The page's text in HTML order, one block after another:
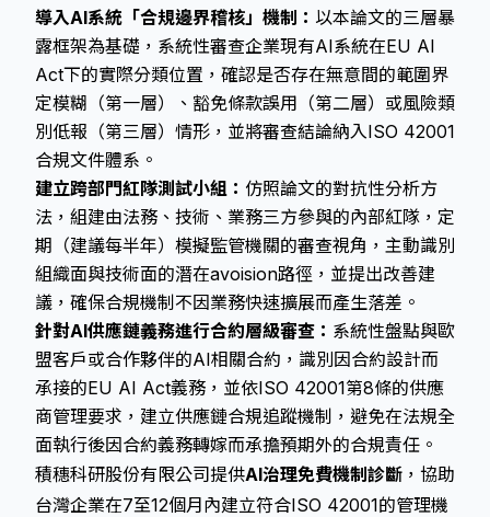
導入AI系統「合規邊界稽核」機制： 以本論文的三層暴
露框架為基礎，系統性審查企業現有AI系統在EU AI
Act下的實際分類位置，確認是否存在無意間的範圍界
定模糊（第一層）、豁免條款誤用（第二層）或風險類
別低報（第三層）情形，並將審查結論納入ISO 42001
合規文件體系。
建立跨部門紅隊測試小組： 仿照論文的對抗性分析方
法，組建由法務、技術、業務三方參與的內部紅隊，定
期（建議每半年）模擬監管機關的審查視角，主動識別
組織面與技術面的潛在avoision路徑，並提出改善建
議，確保合規機制不因業務快速擴展而產生落差。
針對AI供應鏈義務進行合約層級審查： 系統性盤點與歐
盟客戶或合作夥伴的AI相關合約，識別因合約設計而
承接的EU AI Act義務，並依ISO 42001第8條的供應
商管理要求，建立供應鏈合規追蹤機制，避免在法規全
面執行後因合約義務轉嫁而承擔預期外的合規責任。
積穗科研股份有限公司提供AI治理免費機制診斷 ，協助
台灣企業在7至12個月內建立符合ISO 42001的管理機